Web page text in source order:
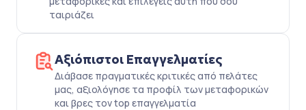
ταιριάζει
Αξιόπιστοι Επαγγελματίες
Διάβασε πραγματικές κριτικές από πελάτες
μας, αξιολόγησε τα προφίλ των μεταφορικών
και βρες τον top επαγγελματία